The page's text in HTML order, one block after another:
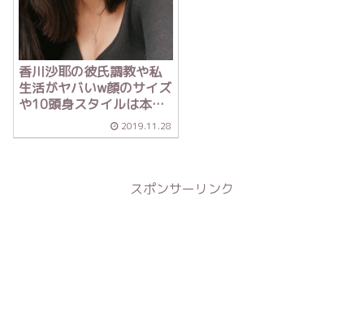
香川沙耶の彼氏調教や私
生活がヤバいw顔のサイズ
や10頭身スタイルは本
当？【アウトデラック
ス】
2019.11.28
スポンサーリンク